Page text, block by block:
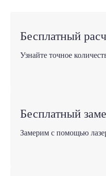
Бесплатный
Узнайте точное
Бесплатный
Замерим с помощью